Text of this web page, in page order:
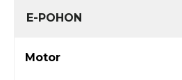
E-POHON
Motor